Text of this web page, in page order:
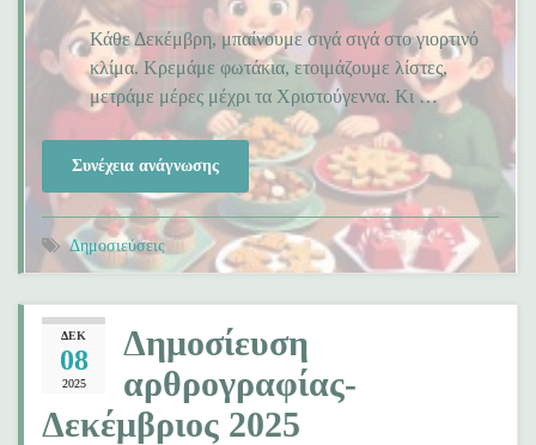
Κάθε Δεκέμβρη, μπαίνουμε σιγά σιγά στο γιορτινό
κλίμα. Κρεμάμε φωτάκια, ετοιμάζουμε λίστες,
μετράμε μέρες μέχρι τα Χριστούγεννα. Κι …
Συνέχεια ανάγνωσης
Δημοσιεύσεις
ΔΕΚ
08
2025
Δημοσίευση
αρθρογραφίας-
Δεκέμβριος 2025